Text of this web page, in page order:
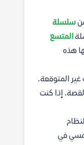
سلسلة
المتسع
هذه
غير المتوقعة.
إذا كنت
في